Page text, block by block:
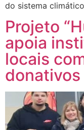
do sistema
Projeto
apoia
locais
donativos